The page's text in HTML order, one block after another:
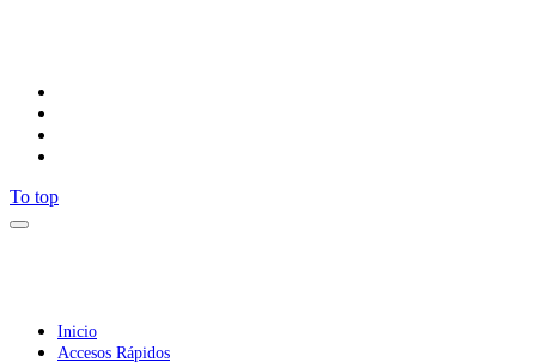
To top
Inicio
Accesos Rápidos